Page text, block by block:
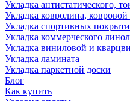
Укладка антистатического,
Укладка ковролина,
Укладка спортивных
Укладка коммерческого
Укладка виниловой и
Укладка ламината
Укладка паркетной доски
Блог
Как купить